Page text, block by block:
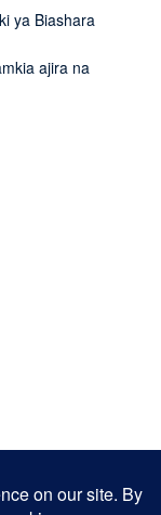
ya Biashara
ajira na